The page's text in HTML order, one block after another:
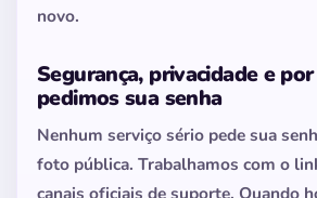
novo.
Segurança, privacidade e
pedimos sua senha
Nenhum serviço sério pede sua
foto pública. Trabalhamos com o
canais oficiais de suporte. Quando